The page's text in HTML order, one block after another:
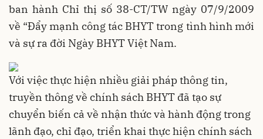
ban hành Chỉ thị số 38-CT/TW ngày 07/9/2009
về “Đẩy mạnh công tác BHYT trong tình hình mới
và sự ra đời Ngày BHYT Việt Nam.
Với việc thực hiện nhiều giải pháp thông tin,
truyền thông về chính sách BHYT đã tạo sự
chuyển biến cả về nhận thức và hành động trong
lãnh đạo, chỉ đạo, triển khai thực hiện chính sách